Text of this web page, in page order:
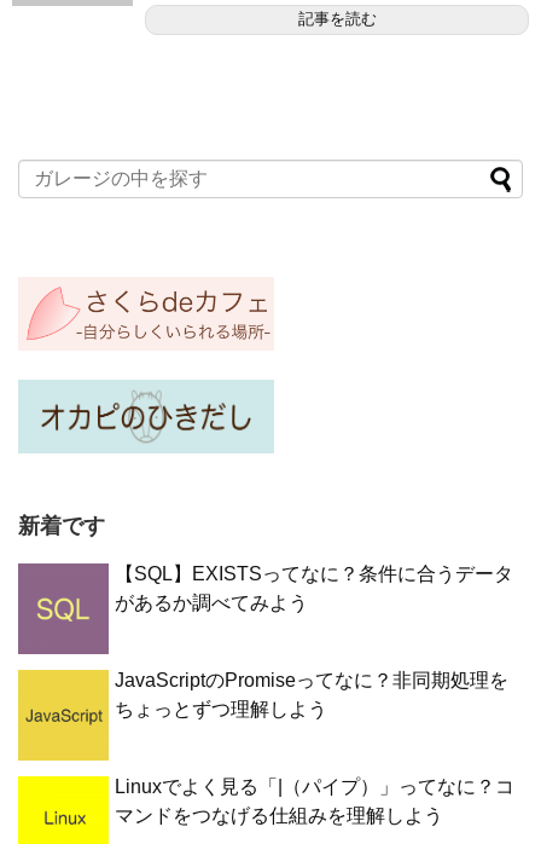
記事を読む
新着です
【SQL】EXISTSってなに？条件に合うデータ
があるか調べてみよう
JavaScriptのPromiseってなに？非同期処理を
ちょっとずつ理解しよう
Linuxでよく見る「|（パイプ）」ってなに？コ
マンドをつなげる仕組みを理解しよう